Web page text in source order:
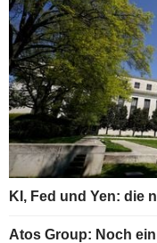
KI, Fed und Yen: die
Atos Group: Noch